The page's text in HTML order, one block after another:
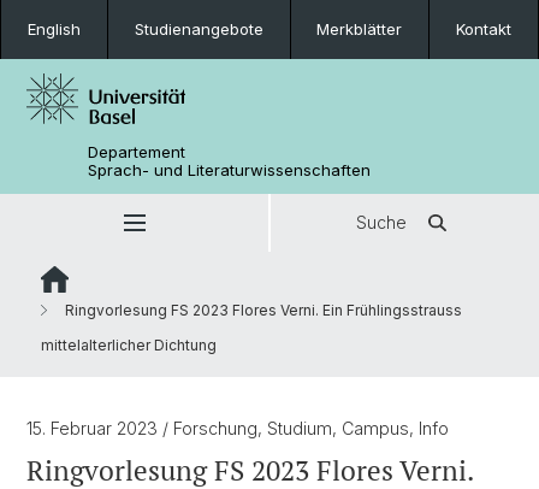
English Studienangebote Merkblätter Kontakt
Departement
Sprach- und Literaturwissenschaften
Suche
Ringvorlesung FS 2023 Flores Verni. Ein Frühlingsstrauss
mittelalterlicher Dichtung
15. Februar 2023 / Forschung, Studium, Campus, Info
Ringvorlesung FS 2023 Flores Verni.